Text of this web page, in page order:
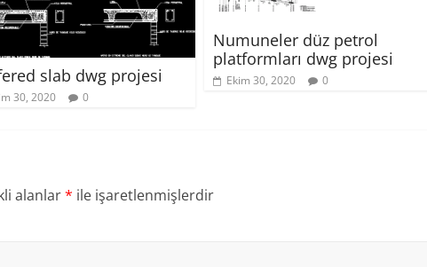
slab dwg projesi
30, 2020 0
Numuneler düz petrol
platformları dwg projesi
Ekim 30, 2020 0
alanlar* ile işaretlenmişlerdir